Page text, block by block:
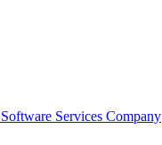
Services Company